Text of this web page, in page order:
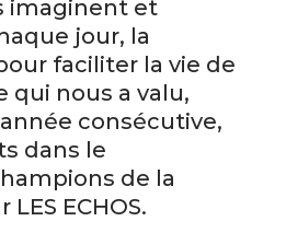
imaginent et
jour, la
faciliter la vie de
qui nous a valu,
consécutive,
dans le
de la
ECHOS.